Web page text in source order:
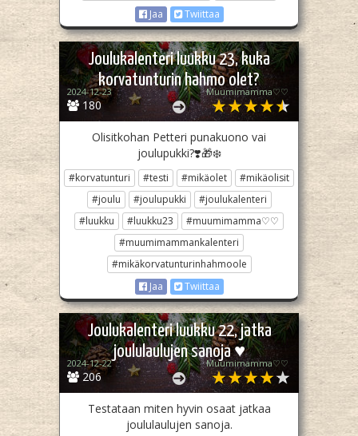
Jaa
Twiittaa
Joulukalenteri luukku 23, kuka
korvatunturin hahmo olet?
180
2024-12-23 Muumimamma♡♡
Olisitkohan Petteri punakuono vai
joulupukki?❣️🎁❄️
#korvatunturi #testi #mikäolet
#mikäolisit
#joulu
#joulupukki
#joulukalenteri
#luukku
#luukku23
#muumimamma♡♡
#muumimammankalenteri
#mikäkorvatunturinhahmoole
Jaa
Twiittaa
Joulukalenteri luukku 22, jatka
joululaulujen sanoja ♥︎
206
2024-12-22 Muumimamma♡♡
Testataan miten hyvin osaat jatkaa
joululaulujen sanoja.